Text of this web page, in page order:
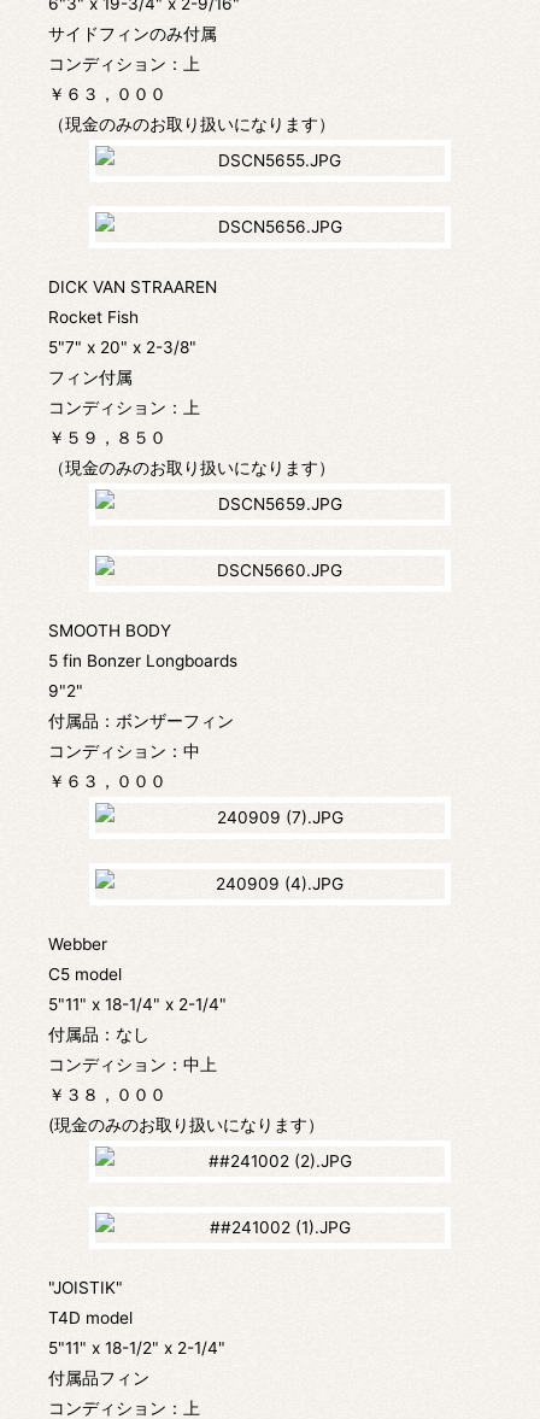
サイドフィンのみ付属
コンディション：上
￥６３，０００
（現金のみのお取り扱いになります）
DICK VAN STRAAREN
Rocket Fish
5"7" x 20" x 2-3/8"
フィン付属
コンディション：上
￥５９，８５０
（現金のみのお取り扱いになります）
SMOOTH BODY
5 fin Bonzer Longboards
9"2"
付属品：ボンザーフィン
コンディション：中
￥６３，０００
Webber
C5 model
5"11" x 18-1/4" x 2-1/4"
付属品：なし
コンディション：中上
￥３８，０００
(現金のみのお取り扱いになります）
"JOISTIK"
T4D model
5"11" x 18-1/2" x 2-1/4"
付属品フィン
コンディション：上